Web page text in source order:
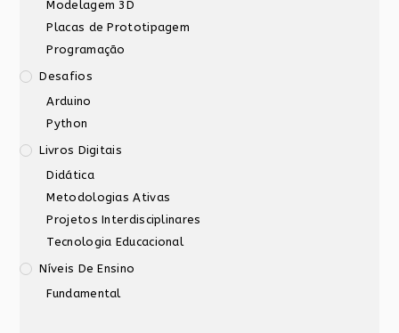
Modelagem 3D
Placas de Prototipagem
Programação
Desafios
Arduino
Python
Livros Digitais
Didática
Metodologias Ativas
Projetos Interdisciplinares
Tecnologia Educacional
Níveis De Ensino
Fundamental